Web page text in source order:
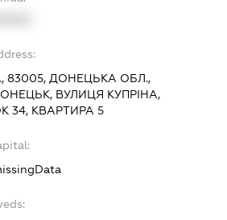
83005, ДОНЕЦЬКА ОБЛ.,
ВУЛИЦЯ КУПРІНА,
34, КВАРТИРА 5